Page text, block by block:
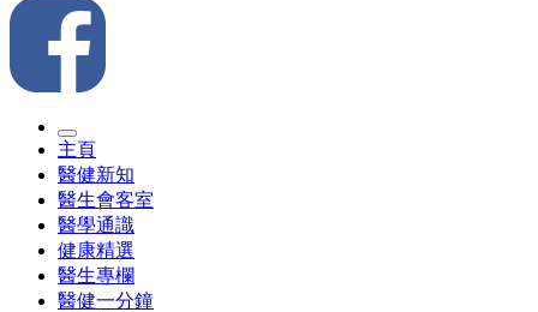
主頁
醫健新知
醫生會客室
醫學通識
健康精選
醫生專欄
醫健一分鐘